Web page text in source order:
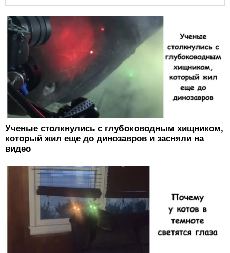
Ученые столкнулись с глубоководным хищником,
который жил еще до динозавров и засняли на
видео